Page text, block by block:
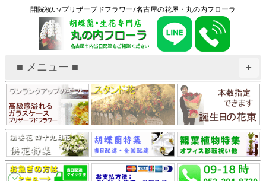
開院祝い/プリザーブドフラワー/名古屋の花屋・丸の内フローラ
+
■ メニュー ■